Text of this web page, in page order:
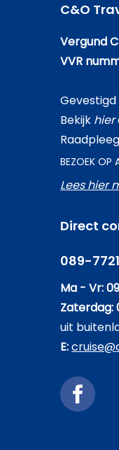
C&O
Vergund
VVR
Bekijk hier
BEZOEK OP
Lees hier
Direct
089-
Ma - Vr:
Zaterdag:
uit
E: